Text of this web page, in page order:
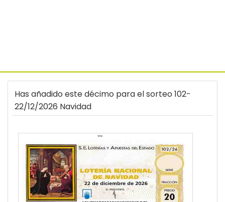
Has añadido este décimo para el sorteo 102-
22/12/2026 Navidad
18133